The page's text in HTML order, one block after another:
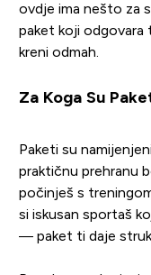
ovdje ima nešto za
paket koji odgovara
kreni odmah.
Za Koga Su
Paketi su
praktičnu prehranu
počinješ s
si iskusan sportaš
— paket ti daje